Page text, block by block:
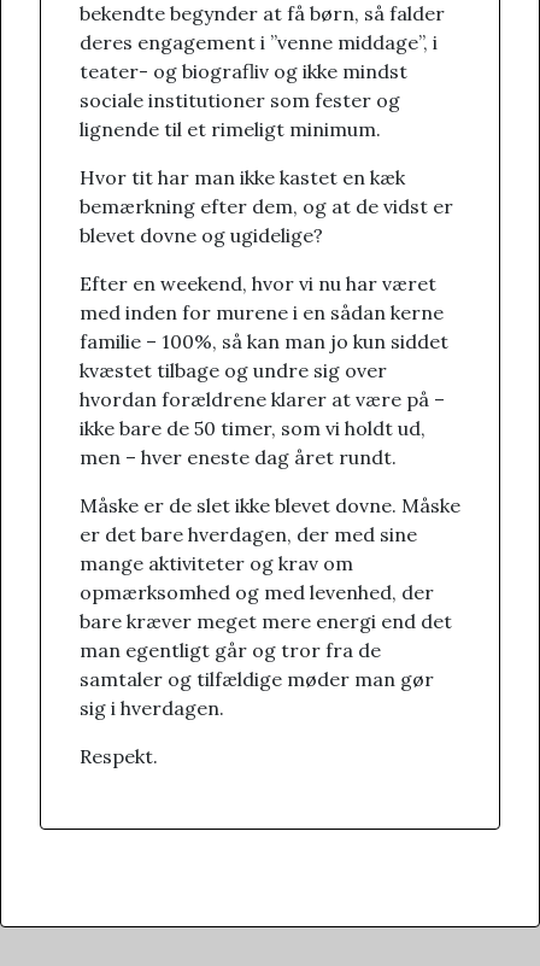
bekendte begynder at få børn, så falder
deres engagement i ”venne middage”, i
teater- og biografliv og ikke mindst
sociale institutioner som fester og
lignende til et rimeligt minimum.
Hvor tit har man ikke kastet en kæk
bemærkning efter dem, og at de vidst er
blevet dovne og ugidelige?
Efter en weekend, hvor vi nu har været
med inden for murene i en sådan kerne
familie – 100%, så kan man jo kun siddet
kvæstet tilbage og undre sig over
hvordan forældrene klarer at være på –
ikke bare de 50 timer, som vi holdt ud,
men – hver eneste dag året rundt.
Måske er de slet ikke blevet dovne. Måske
er det bare hverdagen, der med sine
mange aktiviteter og krav om
opmærksomhed og med levenhed, der
bare kræver meget mere energi end det
man egentligt går og tror fra de
samtaler og tilfældige møder man gør
sig i hverdagen.
Respekt.